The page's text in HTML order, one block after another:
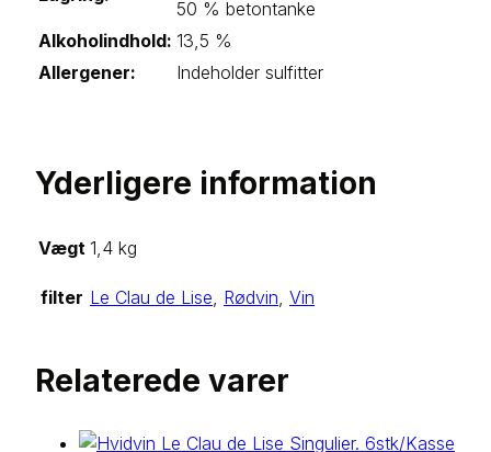
50 % betontanke
Alkoholindhold: 13,5 %
Allergener:
Indeholder sulfitter
Yderligere information
Vægt 1,4 kg
filter Le Clau de Lise, Rødvin, Vin
Relaterede varer